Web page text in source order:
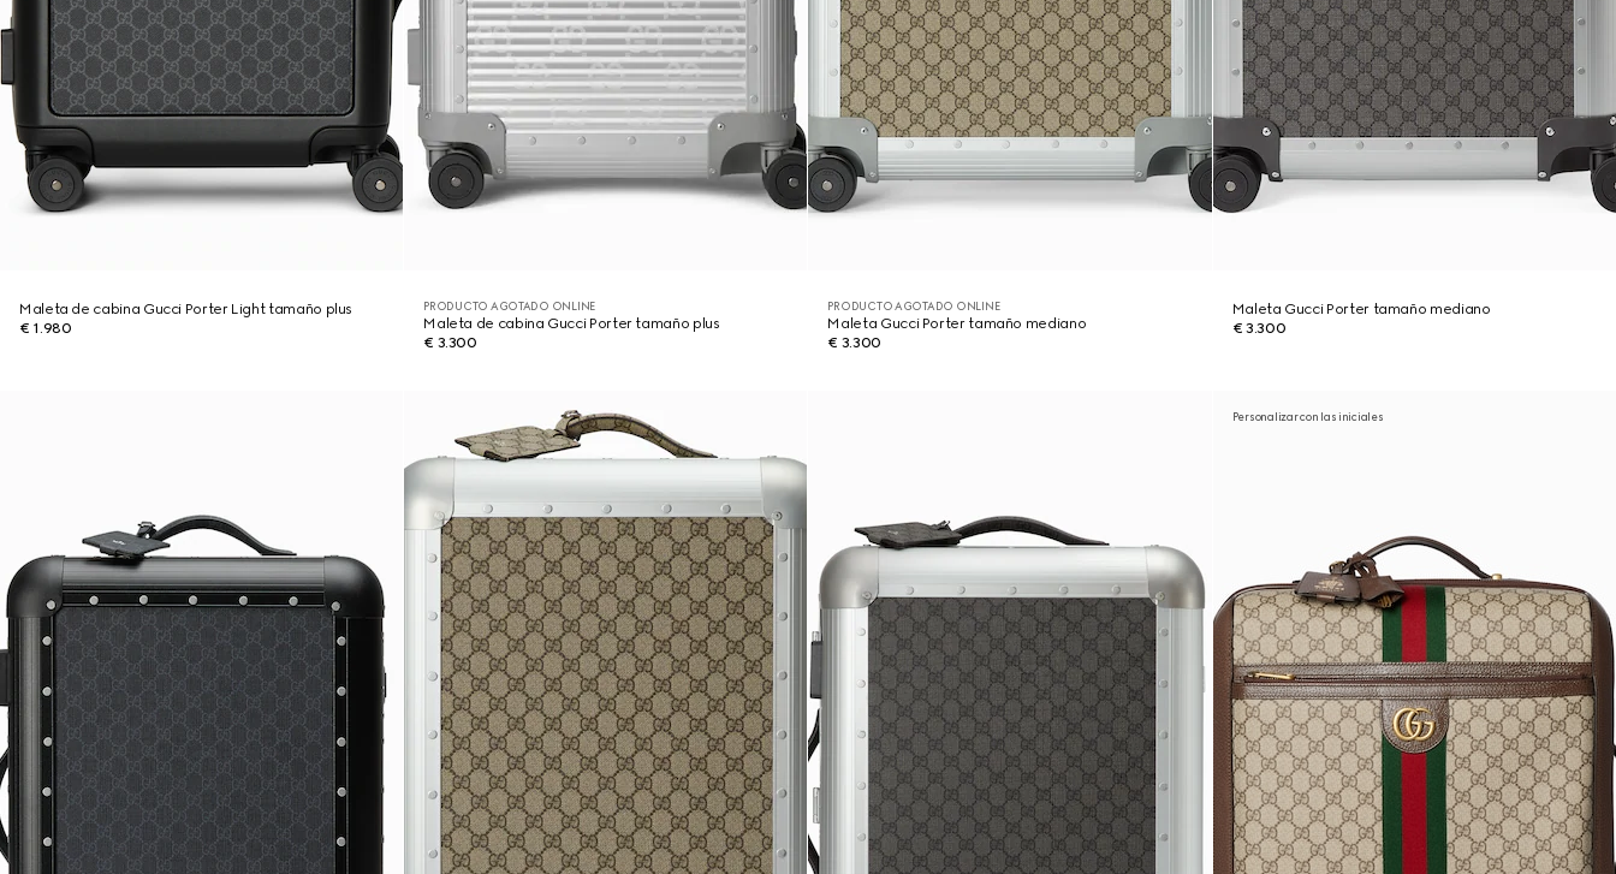
Maleta de cabina Gucci Porter Light tamaño plus
€ 1.980
PRODUCTO AGOTADO ONLINE
Maleta de cabina Gucci Porter tamaño plus
€ 3.300
PRODUCTO AGOTADO ONLINE
Maleta Gucci Porter tamaño mediano
€ 3.300
Maleta Gucci Porter tamaño mediano
€ 3.300
Personalizar con las iniciales